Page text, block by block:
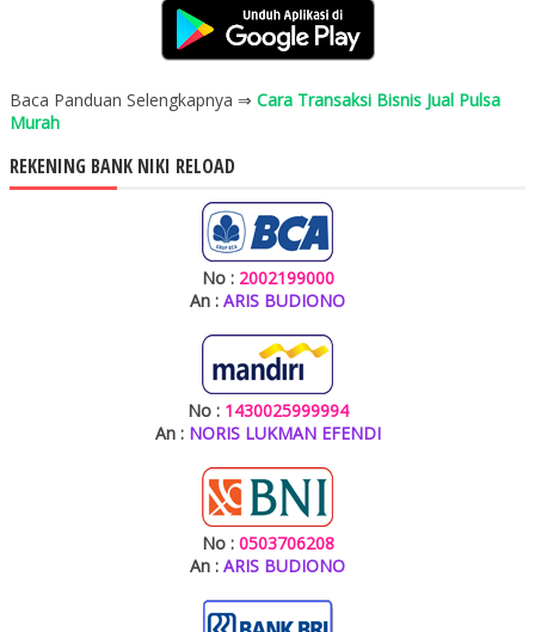
Baca Panduan Selengkapnya ⇒ Cara Transaksi Bisnis Jual Pulsa
Murah
REKENING BANK NIKI RELOAD
No : 2002199000
An : ARIS BUDIONO
No : 1430025999994
An : NORIS LUKMAN EFENDI
No : 0503706208
An : ARIS BUDIONO